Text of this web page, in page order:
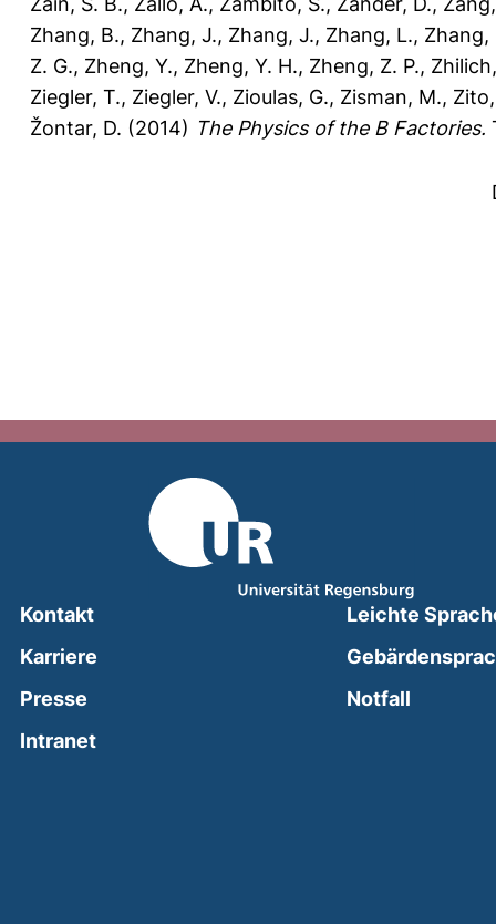
Zhang, B., Zhang, J., Zhang, J., Zhang, L., Zhang,
Z. G., Zheng, Y., Zheng, Y. H., Zheng, Z. P.,
Ziegler, T., Ziegler, V., Zioulas, G., Zisman, M.,
Žontar, D. (2014) The Physics of the B Factories.
Kontakt
Karriere
Presse
Intranet(external link, opens in a new window)
Leichte
Notfall